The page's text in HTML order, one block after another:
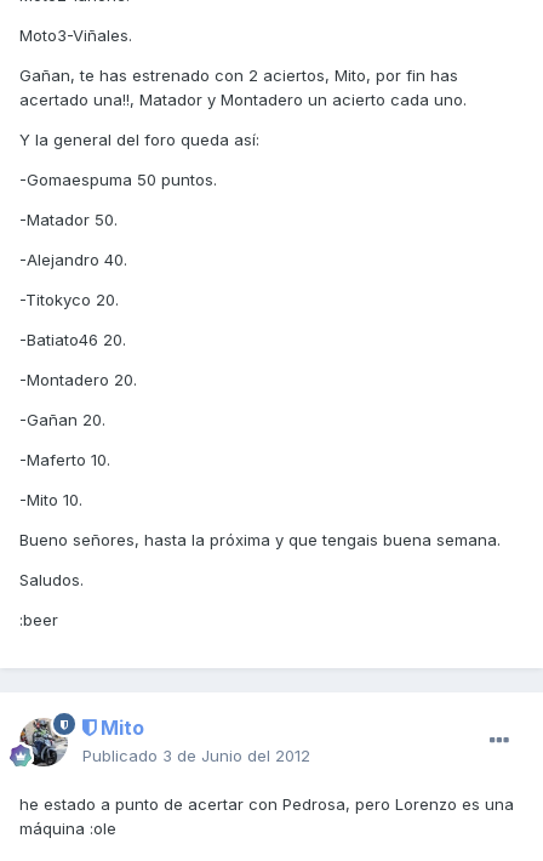
Moto3-Viñales.
Gañan, te has estrenado con 2 aciertos, Mito, por fin has
acertado una!!, Matador y Montadero un acierto cada uno.
Y la general del foro queda así:
-Gomaespuma 50 puntos.
-Matador 50.
-Alejandro 40.
-Titokyco 20.
-Batiato46 20.
-Montadero 20.
-Gañan 20.
-Maferto 10.
-Mito 10.
Bueno señores, hasta la próxima y que tengais buena semana.
Saludos.
:beer
Mito
Publicado 3 de Junio del 2012
he estado a punto de acertar con Pedrosa, pero Lorenzo es una
máquina :ole